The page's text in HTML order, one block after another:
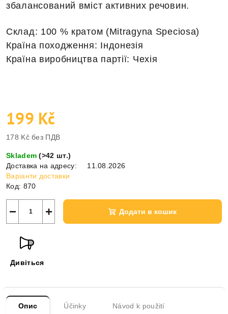
збалансований вміст активних речовин.
Склад: 100 % кратом (Mitragyna Speciosa)
Країна походження: Індонезія
Країна виробництва партії: Чехія
199 Kč
178 Kč без ПДВ
ціну:
Skladem(>42 шт.)
Доставка на адресу:
11.08.2026
Варіанти доставки
Код: 870
+
− Додати в кошик
Дивіться
Опис Účinky Návod k použití